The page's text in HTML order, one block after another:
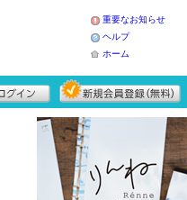
重要なお知らせ
ヘルプ
ホーム